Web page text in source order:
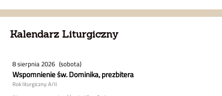
Kalendarz Liturgiczny